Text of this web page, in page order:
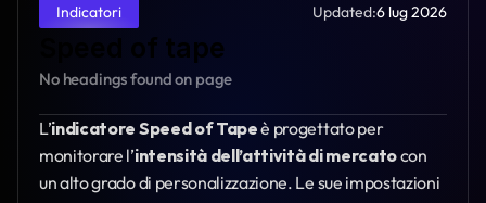
Indicatori Updated:6 lug 2026
Speed of tape
No headings found on page
L’indicatore Speed of Tape è progettato per
monitorare l’intensità dell’attività di mercato con
un alto grado di personalizzazione. Le sue impostazioni